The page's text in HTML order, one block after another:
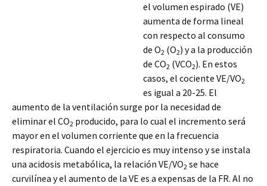
el volumen espirado (VE)
aumenta de forma lineal
con respecto al consumo
de O2 (O2) y a la producción
de CO2 (VCO2). En estos
casos, el cociente VE/VO2
es igual a 20-25. El
aumento de la ventilación surge por la necesidad de
eliminar el CO2 producido, para lo cual el incremento será
mayor en el volumen corriente que en la frecuencia
respiratoria. Cuando el ejercicio es muy intenso y se instala
una acidosis metabólica, la relación VE/VO2 se hace
curvilínea y el aumento de la VE es a expensas de la FR. Al no